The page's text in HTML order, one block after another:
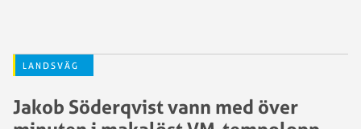
LANDSVÄG
Jakob Söderqvist vann med över